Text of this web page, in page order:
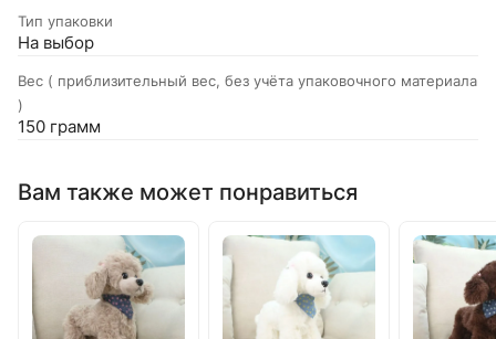
Тип упаковки
На выбор
Вес ( приблизительный вес, без учёта упаковочного материала
)
150 грамм
Вам также может понравиться